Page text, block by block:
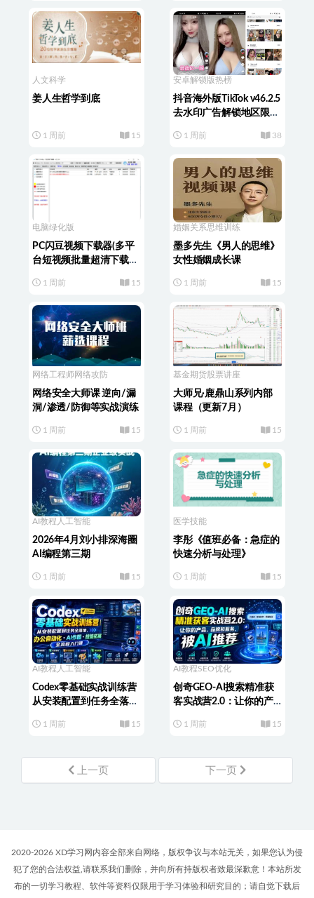
人文科学
姜人生哲学到底
1 周前 15
安卓解锁版热榜
抖音海外版TikTok v46.2.5
去水印广告解锁地区限制
1 周前 38
电脑绿化版
PC闪豆视频下载器(多平
台短视频批量超清下载
1 周前 15
婚姻关系思维训练
墨多先生《男人的思维》
女性婚姻成长课
1 周前 15
网络工程师网络攻防
网络安全大师课 逆向/漏
洞/渗透/防御等实战演练
1 周前 15
基金期货股票讲座
大师兄·鹿鼎山系列内部
课程（更新7月）
1 周前 15
AI教程 人工智能
2026年4月刘小排深海圈
AI编程第三期
1 周前 15
医学技能
李彤《值班必备：急症的
快速分析与处理》
1 周前 15
AI教程 人工智能
Codex零基础实战训练营
从安装配置到任务全落
图・技能拓展全流程入门
1 周前 15
AI教程SEO优化
创奇GEO-AI搜索精准获
客实战营2.0：让你的产
荐
1 周前 15
上一页 下一页
2020-2026 XD学习网内容全部来自网络，版权争议与本站无关，如果您认为侵
犯了您的合法权益,请联系我们删除，并向所有持版权者致最深歉意！本站所发
布的一切学习教程、软件等资料仅限用于学习体验和研究目的；请自觉下载后